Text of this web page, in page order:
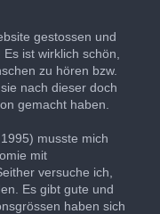
gestossen und
ist wirklich schön,
zu hören bzw.
nach dieser doch
gemacht haben.
musste mich
mit
versuche ich,
Es gibt gute und
haben sich